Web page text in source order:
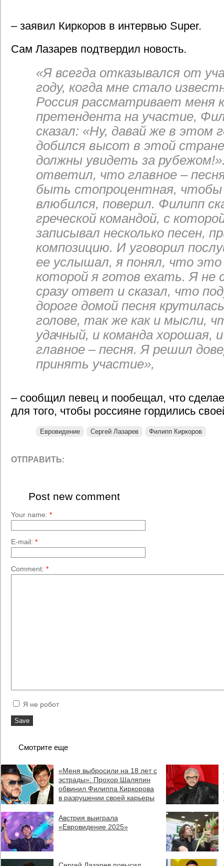
– заявил Киркоров в интервью Super.
Сам Лазарев подтвердил новость.
«Я всегда отказывался от
году, когда мне стало
Россия рассматривает меня
претендента на участие,
сказал: «Ну, давай же в этом
добился высот в этой
должны увидеть за
ответил, что главное –
быть стопроцентная, чтобы
влюбился, поверил. Филипп
греческой командой, с
записывал несколько песен,
композицию. И уговорил
ее услышал, я понял, что
которой я готов ехать. Я не
сразу ответ и сказал, что
дороге домой песня
голове, так же как и мысли,
удачный, и команда хорошая,
главное – песня. Я решил
принять участие»,
– сообщил певец и пообещал, что
для того, чтобы россияне гордились
Евровидение Сергей Лазарев Филипп Киркоров
ОТПРАВИТЬ:
Post new comment
Your name: *
E-mail: *
Comment: *
Я не робот
Смотрите еще
«Меня выбросили на 18 лет с
эстрады»: Прохор Шаляпин
обвинил Филиппа Киркорова
в разрушении своей карьеры
Австрия выиграла
«Евровидение 2025»